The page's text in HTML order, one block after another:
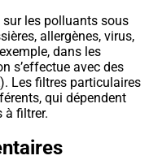
les polluants sous
allergènes, virus,
dans les
s’effectue avec des
Les filtres particulaires
qui dépendent
à filtrer.